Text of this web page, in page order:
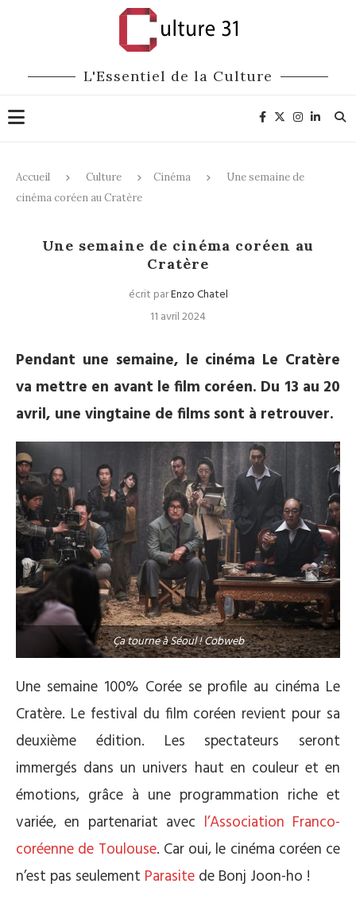
L'Essentiel de la Culture
Accueil Culture Cinéma
Une semaine de
cinéma coréen au Cratère
Festivals
Une semaine de cinéma coréen au
Cratère
écrit parEnzo Chatel
11 avril 2024
Pendant une semaine, le cinéma Le Cratère
va mettre en avant le film coréen. Du 13 au 20
avril, une vingtaine de films sont à retrouver.
Ça tourne à Séoul ! Cobweb
Une semaine 100% Corée se profile au cinéma Le
Cratère. Le festival du film coréen revient pour sa
deuxième édition. Les spectateurs seront
immergés dans un univers haut en couleur et en
émotions, grâce à une programmation riche et
variée, en partenariat avec l’Association Franco-
coréenne de Toulouse. Car oui, le cinéma coréen ce
n’est pas seulement Parasite de Bonj Joon-ho !